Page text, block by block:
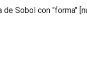
Sobol con "forma"